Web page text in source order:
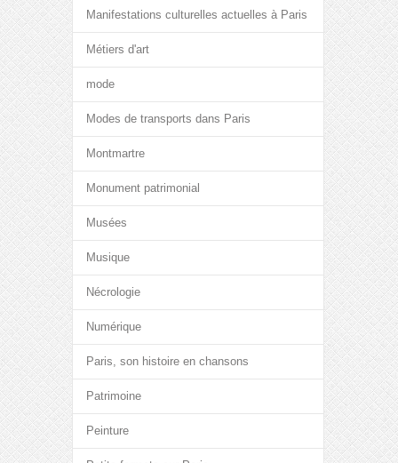
Manifestations culturelles actuelles à Paris
Métiers d'art
mode
Modes de transports dans Paris
Montmartre
Monument patrimonial
Musées
Musique
Nécrologie
Numérique
Paris, son histoire en chansons
Patrimoine
Peinture